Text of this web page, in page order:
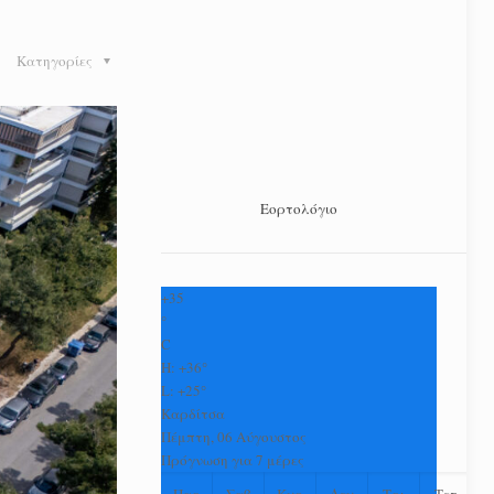
Κατηγορίες
Εορτολόγιο
+35
°
C
H:+36°
L:+25°
Καρδίτσα
Πέμπτη, 06 Αύγουστος
Πρόγνωση για 7 μέρες